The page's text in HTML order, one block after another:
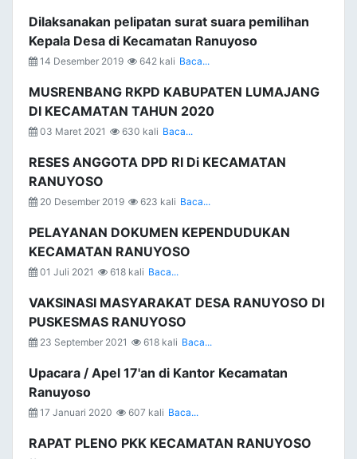
Dilaksanakan pelipatan surat suara pemilihan
Kepala Desa di Kecamatan Ranuyoso
14 Desember 2019 642 kali Baca...
MUSRENBANG RKPD KABUPATEN LUMAJANG
DI KECAMATAN TAHUN 2020
03 Maret 2021 630 kali Baca...
RESES ANGGOTA DPD RI Di KECAMATAN
RANUYOSO
20 Desember 2019 623 kali Baca...
PELAYANAN DOKUMEN KEPENDUDUKAN
KECAMATAN RANUYOSO
01 Juli 2021 618 kali Baca...
VAKSINASI MASYARAKAT DESA RANUYOSO DI
PUSKESMAS RANUYOSO
23 September 2021 618 kali Baca...
Upacara / Apel 17'an di Kantor Kecamatan
Ranuyoso
17 Januari 2020 607 kali Baca...
RAPAT PLENO PKK KECAMATAN RANUYOSO